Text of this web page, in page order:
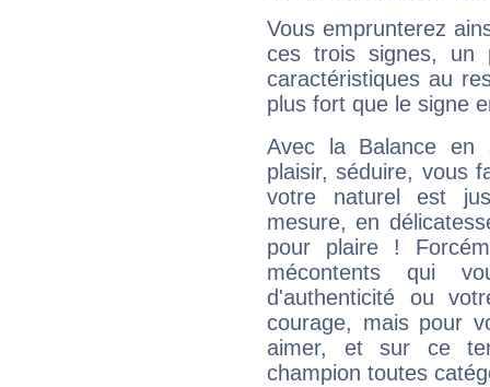
Vous emprunterez
ces trois signes, un
caractéristiques au
plus fort que le signe
Avec la Balance en
plaisir, séduire, vous
votre naturel est
mesure, en
pour plaire !
mécontents qui
d'authenticité ou
courage, mais pour
aimer, et sur ce
champion toutes